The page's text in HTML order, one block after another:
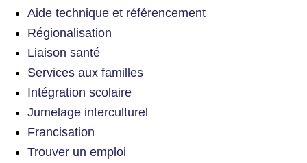
Aide technique et référencement
Régionalisation
Liaison santé
Services aux familles
Intégration scolaire
Jumelage interculturel
Francisation
Trouver un emploi